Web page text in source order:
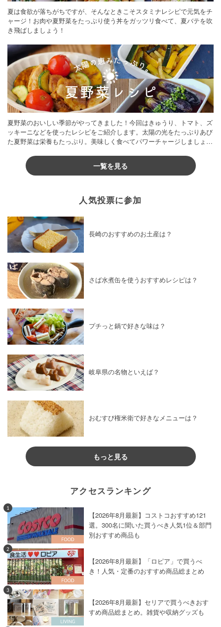
夏は食欲が落ちがちですが、そんなときこそスタミナレシピで元気をチ
ャージ！お肉や夏野菜をたっぷり使う丼をガッツリ食べて、夏バテを吹
き飛ばしましょう！
夏野菜のおいしい季節がやってきました！今回はきゅうり、トマト、ズ
ッキーニなどを使ったレシピをご紹介します。太陽の光をたっぷりあび
た夏野菜は栄養もたっぷり。美味しく食べてパワーチャージしましょう
一覧を見る
人気投票に参加
長崎のおすすめのお土産は？
さば水煮缶を使うおすすめレシピは？
プチっと鍋で好きな味は？
岐阜県の名物といえば？
おむすび権米衛で好きなメニューは？
もっと見る
アクセスランキング
1
【2026年8月最新】コストコおすすめ121
選。300名に聞いた買うべき人気1位＆部門
別おすすめ商品も
2
【2026年8月最新】「ロピア」で買うべ
き！人気・定番のおすすめ商品総まとめ
3
【2026年8月最新】セリアで買うべきおす
すめ商品総まとめ。雑貨や収納グッズも